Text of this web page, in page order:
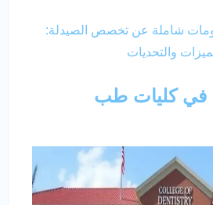
شاملة عن تخصص الصيدلة:
والتحديات
في كليات طب